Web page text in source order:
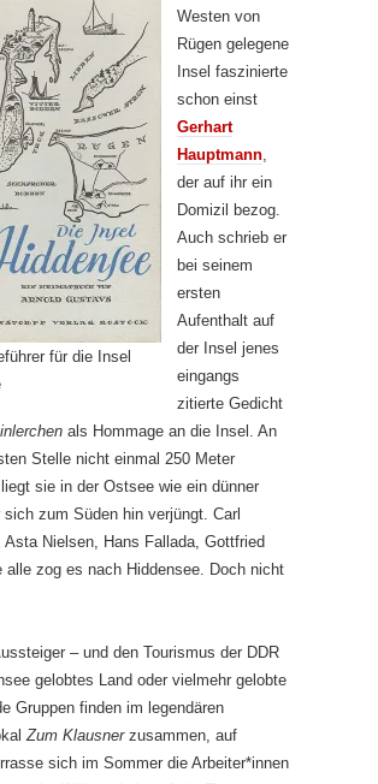
für die Insel
Westen von
Rügen gelegene
Insel faszinierte
schon einst
Gerhart
Hauptmann
der auf ihr ein
Domizil bezog.
Auch schrieb er
bei seinem
ersten
Aufenthalt auf
der Insel jenes
eingangs
zitierte Gedicht
als Hommage an die Insel. An
Stelle nicht einmal 250 Meter
sie in der Ostsee wie ein dünner
zum Süden hin verjüngt. Carl
Asta Nielsen, Hans Fallada, Gottfried
alle zog es nach Hiddensee. Doch nicht
– und den Tourismus der DDR
gelobtes Land oder vielmehr gelobte
Gruppen finden im legendären
Zum Klausnerzusammen, auf
sich im Sommer die Arbeiter*innen